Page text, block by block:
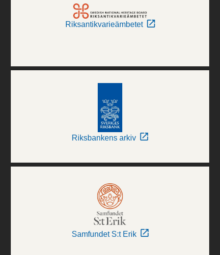
Riksantikvarieämbetet
Riksbankens arkiv
Samfundet S:t Erik